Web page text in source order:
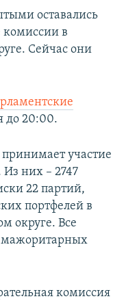
оставались
комиссии в
Сейчас они
до 20:00.
участие
них – 2747
22 партий,
портфелей в
округе. Все
мажоритарных
комиссия